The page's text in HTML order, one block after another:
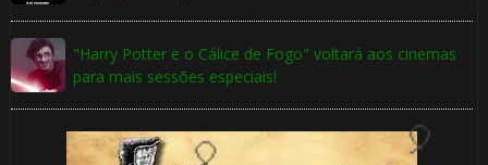
"Harry Potter e o Cálice de Fogo" voltará aos cinemas
para mais sessões especiais!
1️⃣ 8️⃣